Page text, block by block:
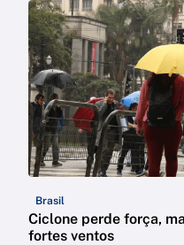
Brasil
Ciclone perde força,
fortes ventos